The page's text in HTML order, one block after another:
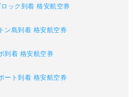
ック到着 格安航空券
ン島到着 格安航空券
到着 格安航空券
ート到着 格安航空券